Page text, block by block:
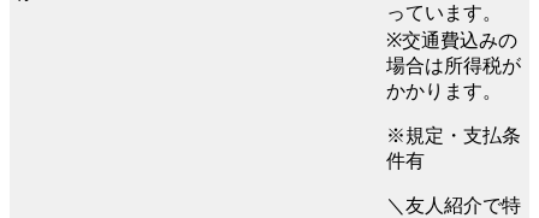
っています。
※交通費込みの
場合は所得税が
かかります。
※規定・支払条
件有
＼友人紹介で特